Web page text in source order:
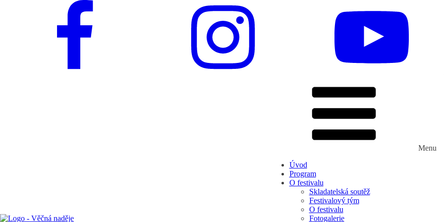
Menu
Úvod
Program
O festivalu
Skladatelská soutěž
Festivalový tým
O festivalu
Fotogalerie